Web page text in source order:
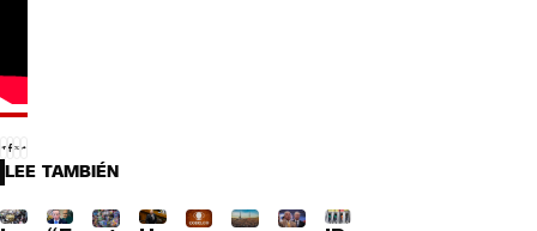
LEE TAMBIÉN